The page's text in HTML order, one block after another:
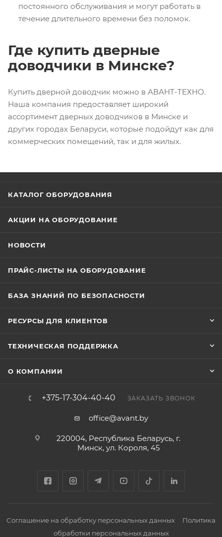
постоянного обслуживания и могут работать в
течение длительного времени без поломок.
Где купить дверные
доводчики в Минске?
Купить дверной доводчик можно в АВАНТ-ТЕХНО.
Наша компания предоставляет широкий
ассортимент дверных доводчиков в Минске и
других городах Беларуси, которые подойдут как для
коммерческих помещений, так и для жилых.
КАТАЛОГ ОБОРУДОВАНИЯ
АКЦИИ НА ОБОРУДОВАНИЕ
НОВОСТИ
ПРАЙС-ЛИСТЫ НА ОБОРУДОВАНИЕ
БАЗА ЗНАНИЙ ПО БЕЗОПАСНОСТИ
РЕСУРСЫ ДЛЯ КЛИЕНТОВ
ТЕХНИЧЕСКАЯ ПОДДЕРЖКА
О КОМПАНИИ
+375-17-304-40-40 ЗАКАЗАТЬ ЗВОНОК
office@avant.by
220004, Республика Беларусь, г.
Минск, ул. Короля, 45
Соглашение на обработку персональных данных
Политика
обработки персональных данных